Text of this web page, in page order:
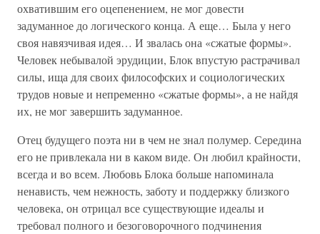
охватившим его оцепенением, не мог довести
задуманное до логического конца. А еще… Была у него
своя навязчивая идея… И звалась она «сжатые формы».
Человек небывалой эрудиции, Блок впустую растрачивал
силы, ища для своих философских и социологических
трудов новые и непременно «сжатые формы», а не найдя
их, не мог завершить задуманное.
Отец будущего поэта ни в чем не знал полумер. Середина
его не привлекала ни в каком виде. Он любил крайности,
всегда и во всем. Любовь Блока больше напоминала
ненависть, чем нежность, заботу и поддержку близкого
человека, он отрицал все существующие идеалы и
требовал полного и безоговорочного подчинения